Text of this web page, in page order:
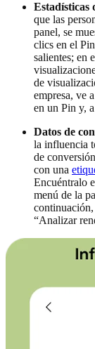
Estadísticas
que las
panel, se
clics en el
salientes; en
de
empresa, ve
en un Pin y,
Datos de
la influencia
de
con una
Encuéntralo
menú de la
continuación,
“Analizar